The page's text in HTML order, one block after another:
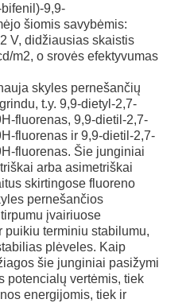
9,9-
šiomis savybėmis:
V, didžiausias skaistis
m2, o srovės efektyvumas
skyles pernešančių
t.y. 9,9-dietyl-2,7-
fluorenas, 9,9-dietil-2,7-
fluorenas ir 9,9-dietil-2,7-
fluorenas. Šie junginiai
arba asimetriškai
skirtingose fluoreno
pernešančios
įvairiuose
terminiu stabilumu,
plėveles. Kaip
šie junginiai pasižymi
potencialų vertėmis, tiek
energijomis, tiek ir